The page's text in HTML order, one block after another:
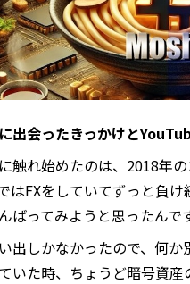
出会ったきっかけと
触れ始めたのは、2018年
はFXをしていてずっと負
ばってみようと思ったんです
出しかなかったので、何
いた時、ちょうど暗号資